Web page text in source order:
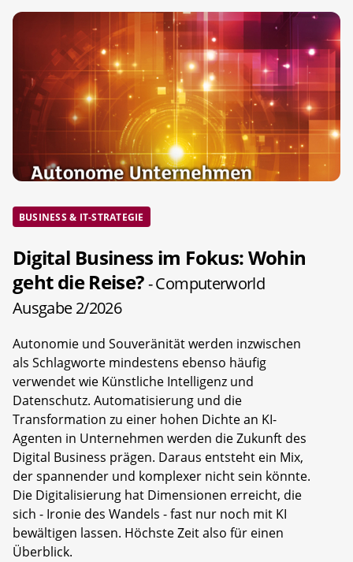
BUSINESS & IT-STRATEGIE
Digital Business im Fokus: Wohin
geht die Reise?- Computerworld
Ausgabe 2/2026
Autonomie und Souveränität werden inzwischen
als Schlagworte mindestens ebenso häufig
verwendet wie Künstliche Intelligenz und
Datenschutz. Automatisierung und die
Transformation zu einer hohen Dichte an KI-
Agenten in Unternehmen werden die Zukunft des
Digital Business prägen. Daraus entsteht ein Mix,
der spannender und komplexer nicht sein könnte.
Die Digitalisierung hat Dimensionen erreicht, die
sich - Ironie des Wandels - fast nur noch mit KI
bewältigen lassen. Höchste Zeit also für einen
Überblick.